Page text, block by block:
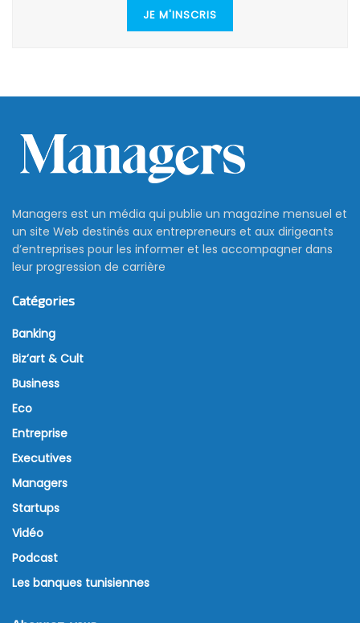
JE M'INSCRIS
Managers est un média qui publie un magazine mensuel et
un site Web destinés aux entrepreneurs et aux dirigeants
d’entreprises pour les informer et les accompagner dans
leur progression de carrière
Catégories
Banking
Biz’art & Cult
Business
Eco
Entreprise
Executives
Managers
Startups
Vidéo
Podcast
Les banques tunisiennes